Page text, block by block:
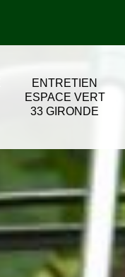
ENTRETIEN
ESPACE VERT
33 GIRONDE